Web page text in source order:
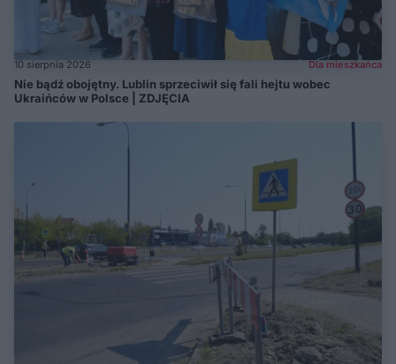
10 sierpnia 2026 Dla mieszkańca
Nie bądź obojętny. Lublin sprzeciwił się fali hejtu wobec
Ukraińców w Polsce | ZDJĘCIA